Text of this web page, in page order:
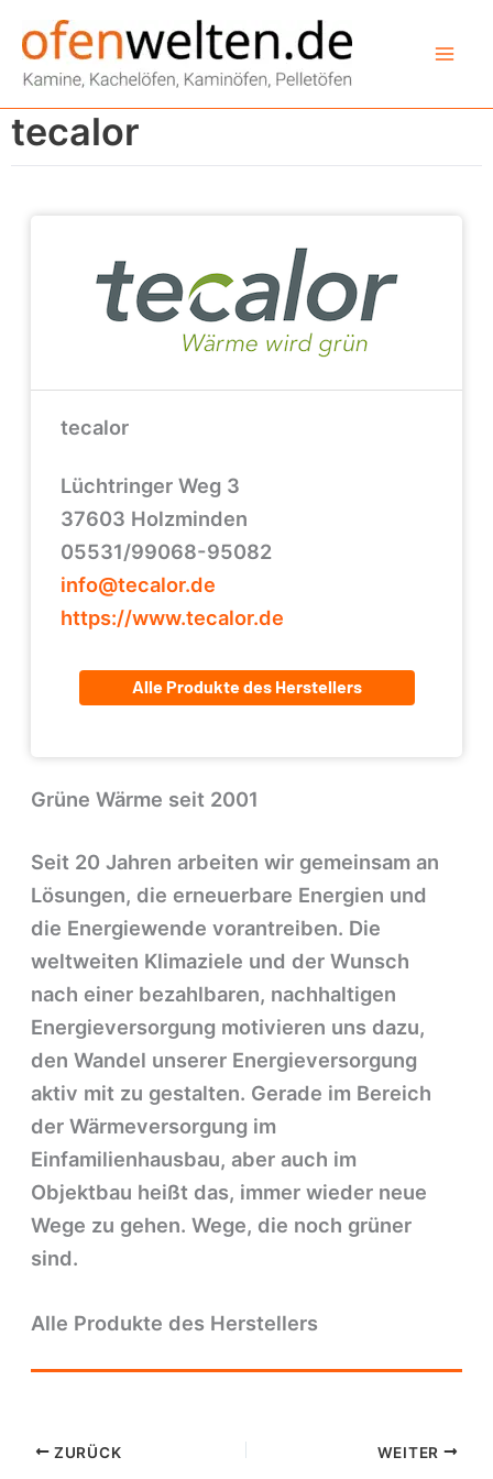
Inhalt
springen
tecalor
tecalor
Lüchtringer Weg 3
37603 Holzminden
05531/99068-95082
info@tecalor.de
https://www.tecalor.de
Alle Produkte des Herstellers
Grüne Wärme seit 2001
Seit 20 Jahren arbeiten wir gemeinsam an
Lösungen, die erneuerbare Energien und
die Energiewende vorantreiben. Die
weltweiten Klimaziele und der Wunsch
nach einer bezahlbaren, nachhaltigen
Energieversorgung motivieren uns dazu,
den Wandel unserer Energieversorgung
aktiv mit zu gestalten. Gerade im Bereich
der Wärmeversorgung im
Einfamilienhausbau, aber auch im
Objektbau heißt das, immer wieder neue
Wege zu gehen. Wege, die noch grüner
sind.
Alle Produkte des Herstellers
ZURÜCK WEITER